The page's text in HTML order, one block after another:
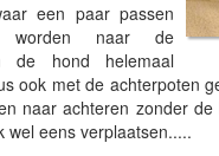
een paar passen
worden naar de
de hond helemaal
ook met de achterpoten
naar achteren zonder
wel eens verplaatsen.....